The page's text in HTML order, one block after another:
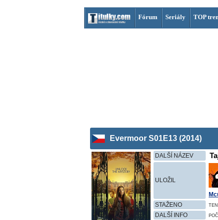
Fórum Seriály TOP
Evermoor S01E13 (2014)
DALŠÍ NÁZEV
ULOŽIL
STAŽENO
DALŠÍ INFO